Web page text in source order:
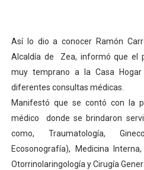
Dictan MasterClass en el
Campo Elías avanza con
Encuentro estadal
Gobernador Arnaldo
Plan Quirúrgico Regional
Así lo dio a conocer Ramón
Alcaldía de Zea, informó que el
muy temprano a la Casa
diferentes consultas médicas.
Manifestó que se contó con la
médico donde se brindaron
como, Traumatología,
Ecosonografía), Medicina
Otorrinolaringología y Cirugía